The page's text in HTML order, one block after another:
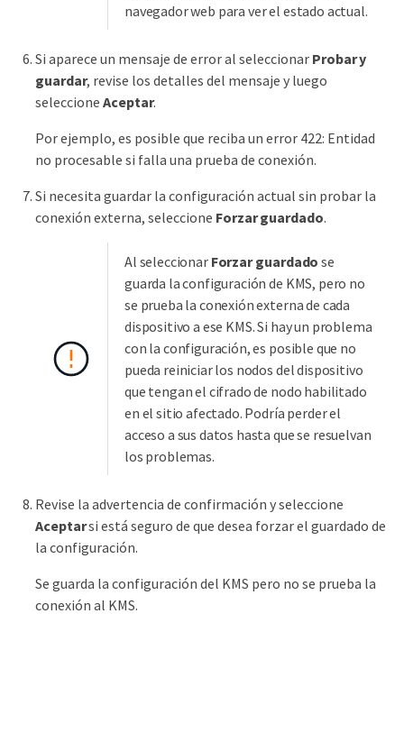
navegador web para ver el estado actual.
Si aparece un mensaje de error al seleccionar Probar y
guardar, revise los detalles del mensaje y luego
seleccione Aceptar.
Por ejemplo, es posible que reciba un error 422: Entidad
no procesable si falla una prueba de conexión.
Si necesita guardar la configuración actual sin probar la
conexión externa, seleccione Forzar guardado.
Al seleccionar Forzar guardado se
guarda la configuración de KMS, pero no
se prueba la conexión externa de cada
dispositivo a ese KMS. Si hay un problema
con la configuración, es posible que no
pueda reiniciar los nodos del dispositivo
que tengan el cifrado de nodo habilitado
en el sitio afectado. Podría perder el
acceso a sus datos hasta que se resuelvan
los problemas.
Revise la advertencia de confirmación y seleccione
Aceptarsi está seguro de que desea forzar el guardado de
la configuración.
Se guarda la configuración del KMS pero no se prueba la
conexión al KMS.